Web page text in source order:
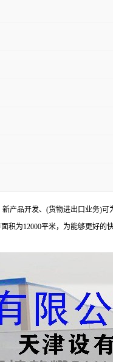
产品开发、(货物进出口业务)
积为12000平米，为能够更好